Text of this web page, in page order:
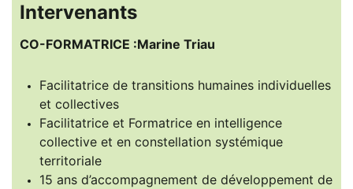
Intervenants
CO-FORMATRICE :Marine Triau
Facilitatrice de transitions humaines individuelles
et collectives
Facilitatrice et Formatrice en intelligence
collective et en constellation systémique
territoriale
15 ans d’accompagnement de développement de